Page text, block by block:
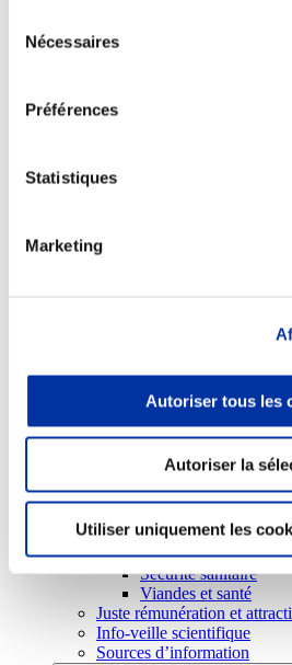
Nécessaires
Préférences
Statistiques
Marketing
Autoriser tous les
Autoriser la
Utiliser uniquement les
Partenaire Climat
Consommation
Sécurité sanitaire
Viandes et santé
Juste rémunération et
Info-veille scientifique
Sources d’information